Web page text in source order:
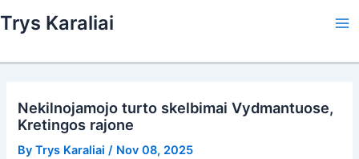
to
Trys Karaliai
Nekilnojamojo turto skelbimai Vydmantuose,
Kretingos rajone
ByTrys Karaliai / Nov 08, 2025